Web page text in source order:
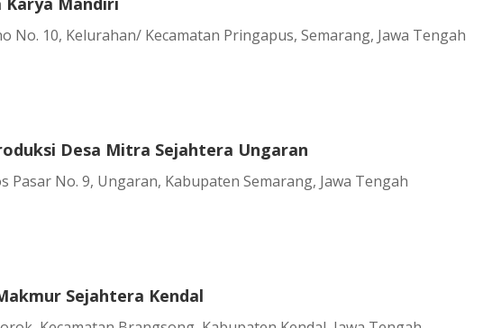
No. 10, Kelurahan/ Kecamatan Pringapus, Semarang, Jawa Tengah
Desa Mitra Sejahtera Ungaran
Pasar No. 9, Ungaran, Kabupaten Semarang, Jawa Tengah
Sejahtera Kendal